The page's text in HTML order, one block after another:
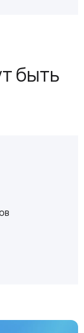
быть